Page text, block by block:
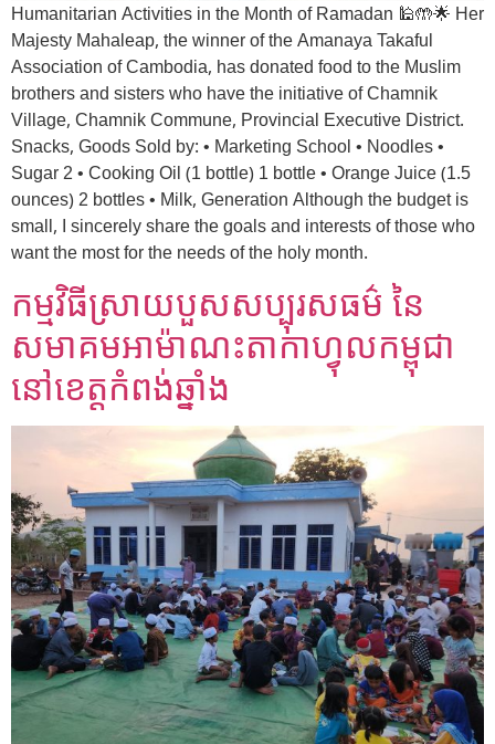
Humanitarian Activities in the Month of Ramadan 🕌🤲🌟 Her
Majesty Mahaleap, the winner of the Amanaya Takaful
Association of Cambodia, has donated food to the Muslim
brothers and sisters who have the initiative of Chamnik
Village, Chamnik Commune, Provincial Executive District.
Snacks, Goods Sold by: • Marketing School • Noodles •
Sugar 2 • Cooking Oil (1 bottle) 1 bottle • Orange Juice (1.5
ounces) 2 bottles • Milk, Generation Although the budget is
small, I sincerely share the goals and interests of those who
want the most for the needs of the holy month.
កម្មវិធីស្រាយបួសសប្បុរសធម៌ នៃ
សមាគមអាម៉ាណះតាកាហ្វុលកម្ពុជា
នៅខេត្តកំពង់ឆ្នាំង